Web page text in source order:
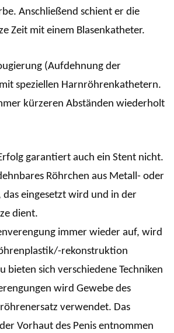
Anschließend schient er die
Zeit mit einem Blasenkatheter.
(Aufdehnung der
speziellen Harnröhrenkathetern.
kürzeren Abständen wiederholt
garantiert auch ein Stent nicht.
Röhrchen aus Metall- oder
das eingesetzt wird und in der
dient.
immer wieder auf, wird
rekonstruktion
bieten sich verschiedene Techniken
wird Gewebe des
verwendet. Das
Vorhaut des Penis entnommen